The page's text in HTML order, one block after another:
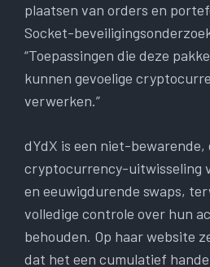
plaatsen van orders en
Socket-
“Toepassingen die deze
kunnen gevoelige
verwerken.”
dYdX is een niet-
cryptocurrency-uitwisseling
en eeuwigdurende swaps,
volledige controle over hun
behouden. Op haar website
dat het een cumulatief